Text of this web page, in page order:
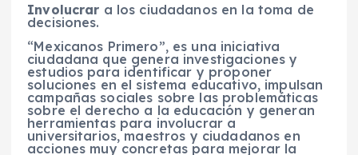
Involucrar a los ciudadanos en la toma de
decisiones.
“Mexicanos Primero”, es una iniciativa
ciudadana que genera investigaciones y
estudios para identificar y proponer
soluciones en el sistema educativo, impulsan
campañas sociales sobre las problemáticas
sobre el derecho a la educación y generan
herramientas para involucrar a
universitarios, maestros y ciudadanos en
acciones muy concretas para mejorar la